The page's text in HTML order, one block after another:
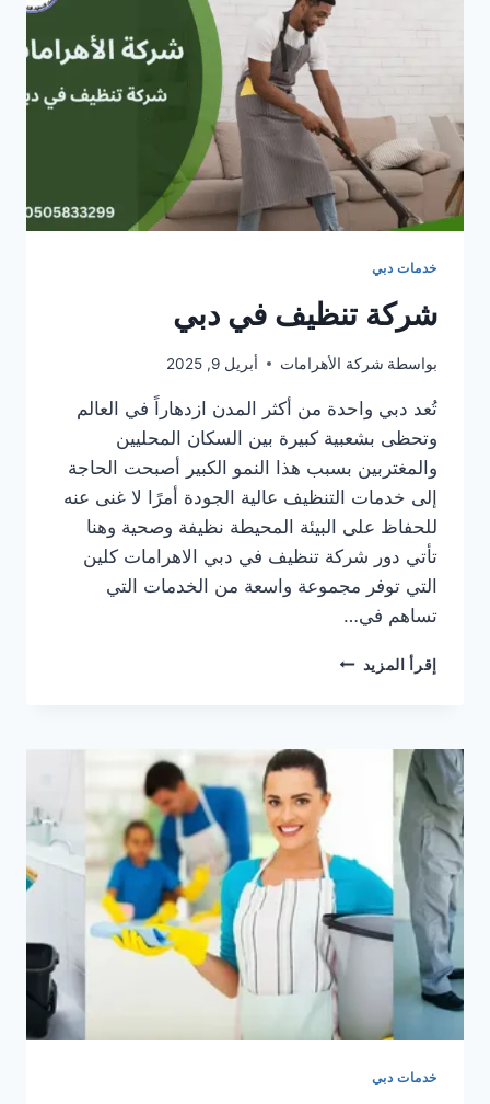
خدمات دبي
شركة تنظيف في دبي
بواسطة شركة الأهرامات أبريل 9, 2025
تُعد دبي واحدة من أكثر المدن ازدهاراً في العالم
وتحظى بشعبية كبيرة بين السكان المحليين
والمغتربين بسبب هذا النمو الكبير أصبحت الحاجة
إلى خدمات التنظيف عالية الجودة أمرًا لا غنى عنه
للحفاظ على البيئة المحيطة نظيفة وصحية وهنا
تأتي دور شركة تنظيف في دبي الاهرامات كلين
التي توفر مجموعة واسعة من الخدمات التي
تساهم في…
إقرأ المزيد شركة
خدمات دبي